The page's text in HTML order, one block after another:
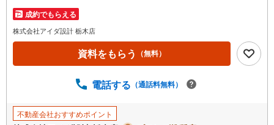
成約でもらえる
株式会社アイダ設計 栃木店
資料をもらう （無料）
電話する （通話料無料）
不動産会社おすすめポイント